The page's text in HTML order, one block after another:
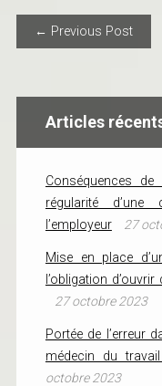
POST
← Previous Post
Articles
Conséquences
régularité
l’employeur
27
Mise en place
l’obligation
27 octobre 2023
Portée de l’erreur
médecin du
octobre 2023